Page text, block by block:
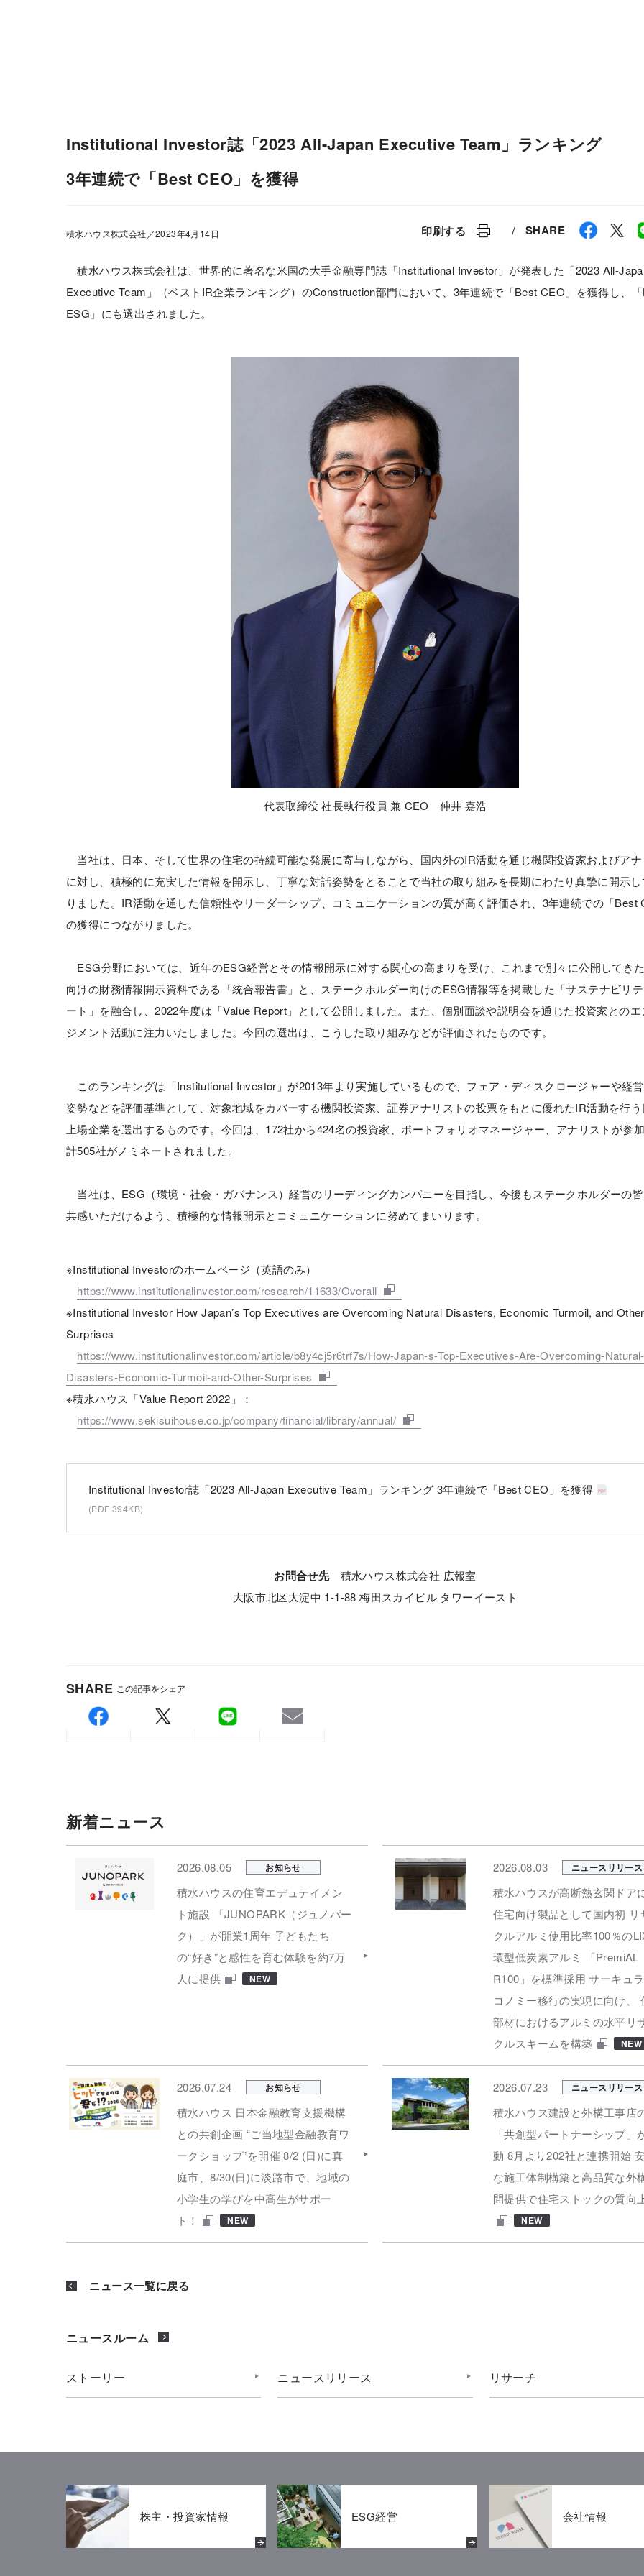
Institutional Investor誌「2023 All-Japan Executive Team」ランキング
3年連続で「Best CEO」を獲得
積水ハウス株式会社／2023年4月14日 印刷する SHARE
積水ハウス株式会社は、世界的に著名な米国の大手金融専門誌「Institutional Investor」が発表した「2023 All-
Executive Team」（ベストIR企業ランキング）のConstruction部門において、3年連続で「Best CEO」を獲得し、
ESG」にも選出されました。
代表取締役 社長執行役員 兼 CEO 仲井 嘉浩
当社は、日本、そして世界の住宅の持続可能な発展に寄与しながら、国内外のIR活動を通じ機関投資家およびアナ
に対し、積極的に充実した情報を開示し、丁寧な対話姿勢をとることで当社の取り組みを長期にわたり真摯に開示
りました。IR活動を通した信頼性やリーダーシップ、コミュニケーションの質が高く評価され、3年連続での「Best
の獲得につながりました。
ESG分野においては、近年のESG経営とその情報開示に対する関心の高まりを受け、これまで別々に公開してき
向けの財務情報開示資料である「統合報告書」と、ステークホルダー向けのESG情報等を掲載した「サステナビリ
ート」を融合し、2022年度は「Value Report」として公開しました。また、個別面談や説明会を通じた投資家とのエ
ジメント活動に注力いたしました。今回の選出は、こうした取り組みなどが評価されたものです。
このランキングは「Institutional Investor」が2013年より実施しているもので、フェア・ディスクロージャーや経
姿勢などを評価基準として、対象地域をカバーする機関投資家、証券アナリストの投票をもとに優れたIR活動を行
上場企業を選出するものです。今回は、172社から424名の投資家、ポートフォリオマネージャー、アナリストが参
計505社がノミネートされました。
当社は、ESG（環境・社会・ガバナンス）経営のリーディングカンパニーを目指し、今後もステークホルダーの
共感いただけるよう、積極的な情報開示とコミュニケーションに努めてまいります。
※Institutional Investorのホームページ（英語のみ）
https://www.institutionalinvestor.com/research/11633/Overall
※Institutional Investor How Japan’s Top Executives are Overcoming Natural Disasters, Economic Turmoil, and Other
Surprises
https://www.institutionalinvestor.com/article/b8y4cj5r6trf7s/How-Japan-s-Top-Executives-Are-Overcoming-
Disasters-Economic-Turmoil-and-Other-Surprises
※積水ハウス「Value Report 2022」：
https://www.sekisuihouse.co.jp/company/financial/library/annual/
Institutional Investor誌「2023 All-Japan Executive Team」ランキング 3年連続で「Best CEO」を獲得
(PDF 394KB)
お問合せ先 積⽔ハウス株式会社 広報室
⼤阪市北区⼤淀中 1-1-88 梅⽥スカイビル タワーイースト
SHARE この記事をシェア
新着ニュース
2026.08.05 お知らせ
積水ハウスの住育エデュテイメン
ト施設 「JUNOPARK（ジュノパー
ク）」が開業1周年 子どもたち
の“好き”と感性を育む体験を約7万
人に提供
NEW
2026.08.03 ニュースリリース
積水ハウスが高断熱玄関ドアに
住宅向け製品として国内初 リ
クルアルミ使用比率100％の
環型低炭素アルミ 「PremiAL
R100」を標準採用 サーキュ
コノミー移行の実現に向け、
部材におけるアルミの水平リ
クルスキームを構築
NEW
2026.07.24 お知らせ
積水ハウス 日本金融教育支援機構
との共創企画 “ご当地型金融教育ワ
ークショップ”を開催 8/2 (日)に真
庭市、8/30(日)に淡路市で、地域の
小学生の学びを中高生がサポー
ト！
NEW
2026.07.23 ニュースリリース
積水ハウス建設と外構工事店
「共創型パートナーシップ」
動 8月より202社と連携開始
な施工体制構築と高品質な外
間提供で住宅ストックの質向
NEW
ニュース一覧に戻る
ニュースルーム
ストーリー ニュースリリース リサーチ
株主・投資家情報 ESG経営 会社情報